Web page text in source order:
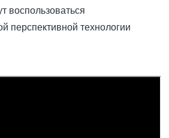
воспользоваться
перспективной технологии